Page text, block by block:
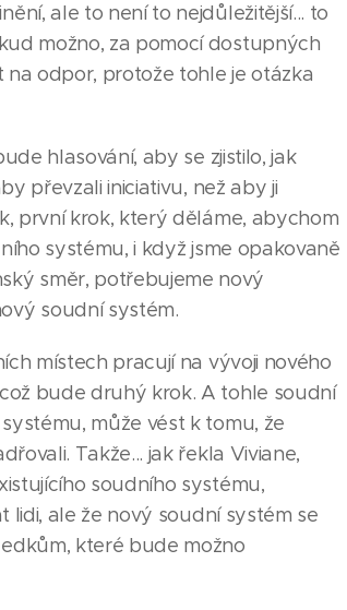
ale to není to nejdůležitější... to
možno, za pomocí dostupných
na odpor, protože tohle je otázka
hlasování, aby se zjistilo, jak
převzali iniciativu, než aby ji
první krok, který děláme, abychom
systému, i když jsme opakovaně
směr, potřebujeme nový
soudní systém.
místech pracují na vývoji nového
bude druhý krok. A tohle soudní
může vést k tomu, že
Takže... jak řekla Viviane,
soudního systému,
lidi, ale že nový soudní systém se
které bude možno